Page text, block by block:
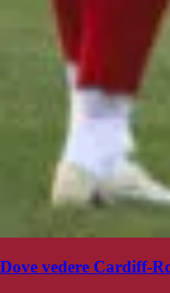
Dove vedere Cardiff-